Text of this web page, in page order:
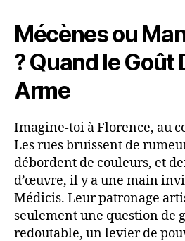
Mécènes ou
? Quand le Goût
Arme
Imagine-toi à Florence, au
Les rues bruissent de
débordent de couleurs, et
d’œuvre, il y a une main
Médicis. Leur patronage
seulement une question de
redoutable, un levier de